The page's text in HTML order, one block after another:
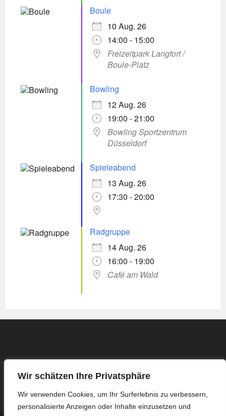
Wir schätzen Ihre Privatsphäre
Wir verwenden Cookies, um Ihr Surferlebnis zu verbessern,
personalisierte Anzeigen oder Inhalte einzusetzen und
Boule
10 Aug. 26
14:00 - 15:00
Freizeitpark Langfort /
Boule-Platz
Bowling
12 Aug. 26
19:00 - 21:00
Bowling Sportzentrum
Düsseldorf
Spieleabend
13 Aug. 26
17:30 - 20:00
Radgruppe
14 Aug. 26
16:00 - 19:00
Café am Wald